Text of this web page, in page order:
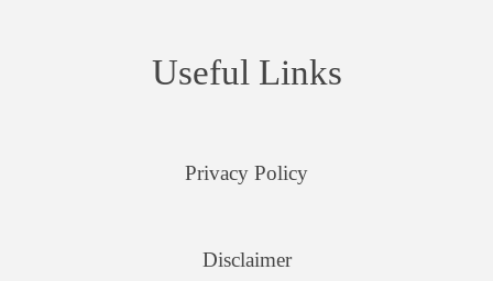
Useful Links
Privacy Policy
Disclaimer